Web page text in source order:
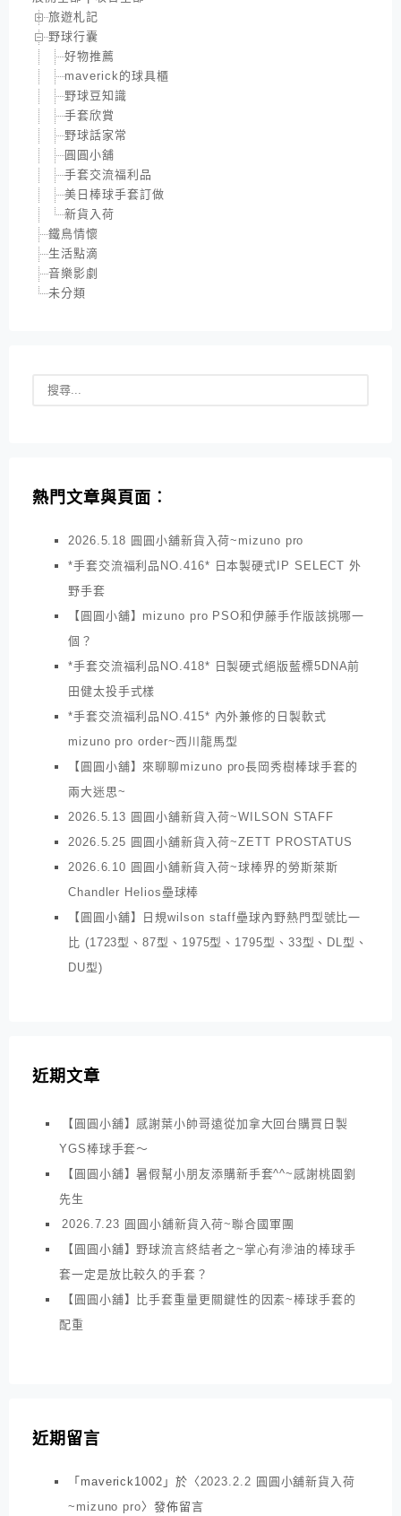
旅遊札記
野球行囊
好物推薦
maverick的球具櫃
野球豆知識
手套欣賞
野球話家常
圓圓小舖
手套交流福利品
美日棒球手套訂做
新貨入荷
鐵鳥情懷
生活點滴
音樂影劇
未分類
熱門文章與頁面︰
2026.5.18 圓圓小舖新貨入荷~mizuno pro
*手套交流福利品NO.416* 日本製硬式IP SELECT 外
野手套
【圓圓小舖】mizuno pro PSO和伊藤手作版該挑哪一
個？
*手套交流福利品NO.418* 日製硬式絕版藍標5DNA前
田健太投手式樣
*手套交流福利品NO.415* 內外兼修的日製軟式
mizuno pro order~西川龍馬型
【圓圓小舖】來聊聊mizuno pro長岡秀樹棒球手套的
兩大迷思~
2026.5.13 圓圓小舖新貨入荷~WILSON STAFF
2026.5.25 圓圓小舖新貨入荷~ZETT PROSTATUS
2026.6.10 圓圓小舖新貨入荷~球棒界的勞斯萊斯
Chandler Helios壘球棒
【圓圓小舖】日規wilson staff壘球內野熱門型號比一
比 (1723型、87型、1975型、1795型、33型、DL型、
DU型)
近期文章
【圓圓小舖】感謝葉小帥哥遠從加拿大回台購買日製
YGS棒球手套～
【圓圓小舖】暑假幫小朋友添購新手套^^~感謝桃園劉
先生
2026.7.23 圓圓小舖新貨入荷~聯合國軍團
【圓圓小舖】野球流言終結者之~掌心有滲油的棒球手
套一定是放比較久的手套？
【圓圓小舖】比手套重量更關鍵性的因素~棒球手套的
配重
近期留言
「maverick1002 」於〈 2023.2.2 圓圓小舖新貨入荷
~mizuno pro〉發佈留言